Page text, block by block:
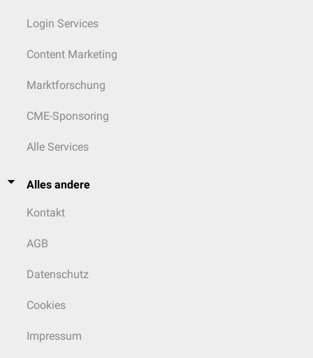
Login Services
Content Marketing
Marktforschung
CME-Sponsoring
Alle Services
Alles andere
Kontakt
AGB
Datenschutz
Cookies
Impressum